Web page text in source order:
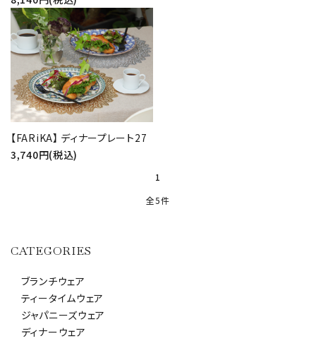
【FARiKA】 ディナープレート27
3,740円(税込)
favorite
1
全5件
キーワード
カテゴリー
CATEGORIES
ブランチウェア
ティータイムウェア
ジャパニーズウェア
ディナーウェア